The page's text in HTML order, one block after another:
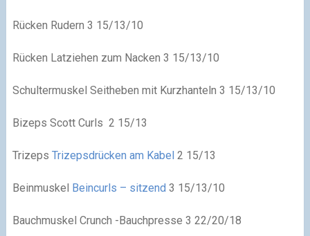
Rücken Rudern 3 15/13/10
Rücken Latziehen zum Nacken 3 15/13/10
Schultermuskel Seitheben mit Kurzhanteln 3 15/13/10
Bizeps Scott Curls 2 15/13
Trizeps Trizepsdrücken am Kabel2 15/13
Beinmuskel Beincurls – sitzend 3 15/13/10
Bauchmuskel Crunch -Bauchpresse 3 22/20/18